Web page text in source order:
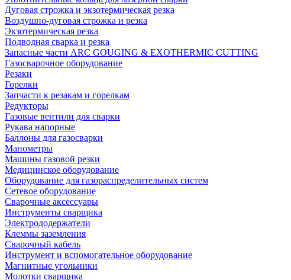
Дуговая строжка и экзотермическая резка
Воздушно-дуговая строжка и резка
Экзотермическая резка
Подводная сварка и резка
Запасные части ARC GOUGING & EXOTHERMIC CUTTING
Газосварочное оборудование
Резаки
Горелки
Запчасти к резакам и горелкам
Редукторы
Газовые вентили для сварки
Рукава напорные
Баллоны для газосварки
Манометры
Машины газовой резки
Медицинское оборудование
Оборудование для газораспределительных систем
Сетевое оборудование
Сварочные аксессуары
Инструменты сварщика
Электрододержатели
Клеммы заземления
Сварочный кабель
Инструмент и вспомогательное оборудование
Магнитные угольники
Молотки сварщика